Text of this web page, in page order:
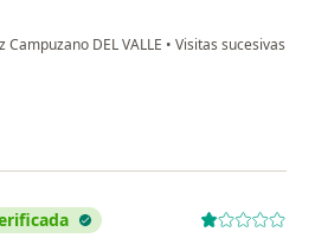
Campuzano DEL VALLE • Visitas sucesivas